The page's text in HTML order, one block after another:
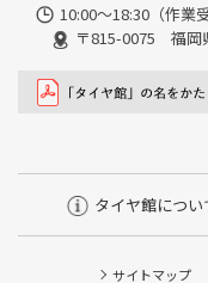
10:00～18:30（作業
〒815-0075 福岡
タイヤ館につい
サイトマップ